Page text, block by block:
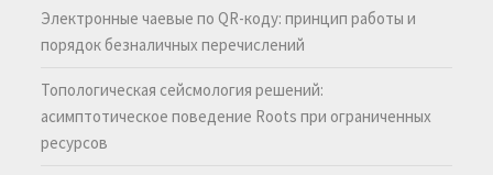
Электронные чаевые по QR-коду: принцип работы и
порядок безналичных перечислений
Топологическая сейсмология решений:
асимптотическое поведение Roots при ограниченных
ресурсов